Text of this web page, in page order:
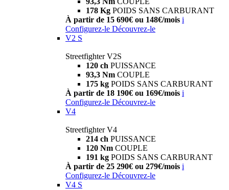
178 Kg POIDS SANS CARBURANT
À partir de 15 690€ ou 148€/mois i
Configurez-le Découvrez-le
V2 S
Streetfighter V2S
120 ch PUISSANCE
93,3 Nm COUPLE
175 kg POIDS SANS CARBURANT
À partir de 18 190€ ou 169€/mois i
Configurez-le Découvrez-le
V4
Streetfighter V4
214 ch PUISSANCE
120 Nm COUPLE
191 kg POIDS SANS CARBURANT
À partir de 25 290€ ou 279€/mois i
Configurez-le Découvrez-le
V4 S